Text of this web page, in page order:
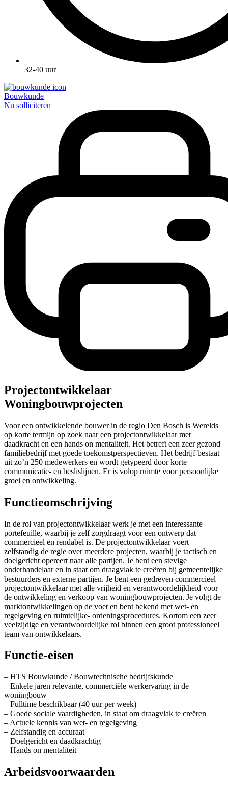
32-40 uur
Bouwkunde
Nu solliciteren
Projectontwikkelaar
Woningbouwprojecten
Voor een ontwikkelende bouwer in de regio Den Bosch is Werelds
op korte termijn op zoek naar een projectontwikkelaar met
daadkracht en een hands on mentaliteit. Het betreft een zeer gezond
familiebedrijf met goede toekomstperspectieven. Het bedrijf bestaat
uit zo’n 250 medewerkers en wordt getypeerd door korte
communicatie- en beslislijnen. Er is volop ruimte voor persoonlijke
groei en ontwikkeling.
Functieomschrijving
In de rol van projectontwikkelaar werk je met een interessante
portefeuille, waarbij je zelf zorgdraagt voor een ontwerp dat
commercieel en rendabel is. De projectontwikkelaar voert
zelfstandig de regie over meerdere projecten, waarbij je tactisch en
doelgericht opereert naar alle partijen. Je bent een stevige
onderhandelaar en in staat om draagvlak te creëren bij gemeentelijke
bestuurders en externe partijen. Je bent een gedreven commercieel
projectontwikkelaar met alle vrijheid en verantwoordelijkheid voor
de ontwikkeling en verkoop van woningbouwprojecten. Je volgt de
marktontwikkelingen op de voet en bent bekend met wet- en
regelgeving en ruimtelijke- ordeningsprocedures. Kortom een zeer
veelzijdige en verantwoordelijke rol binnen een groot professioneel
team van ontwikkelaars.
Functie-eisen
– HTS Bouwkunde / Bouwtechnische bedrijfskunde
– Enkele jaren relevante, commerciële werkervaring in de
woningbouw
– Fulltime beschikbaar (40 uur per week)
– Goede sociale vaardigheden, in staat om draagvlak te creëren
– Actuele kennis van wet- en regelgeving
– Zelfstandig en accuraat
– Doelgericht en daadkrachtig
– Hands on mentaliteit
Arbeidsvoorwaarden